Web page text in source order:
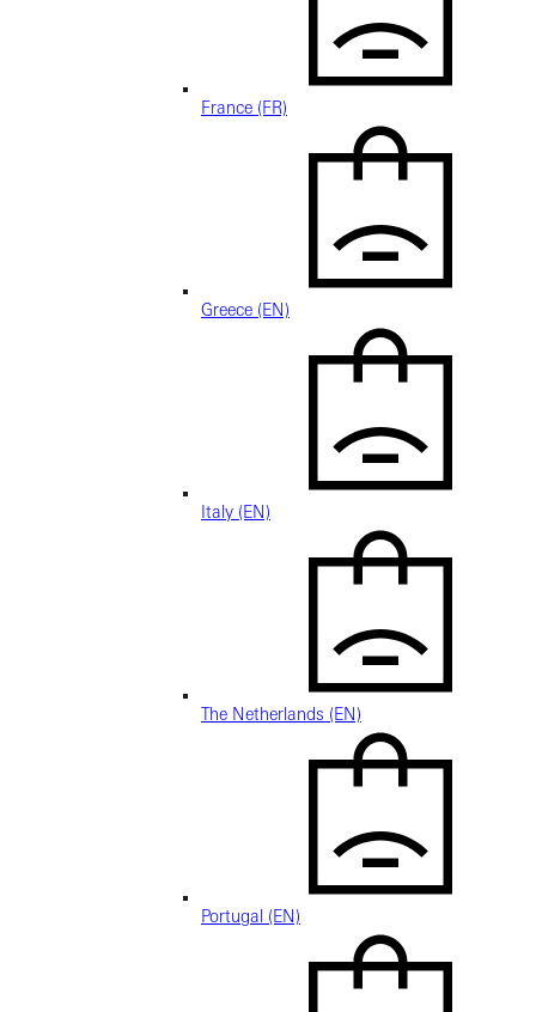
France (FR)
Greece (EN)
Italy (EN)
The Netherlands (EN)
Portugal (EN)